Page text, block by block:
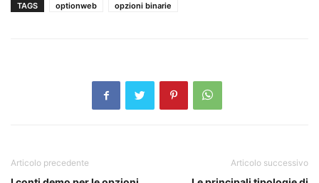
TAGS optionweb opzioni binarie
Articolo precedente Articolo successivo